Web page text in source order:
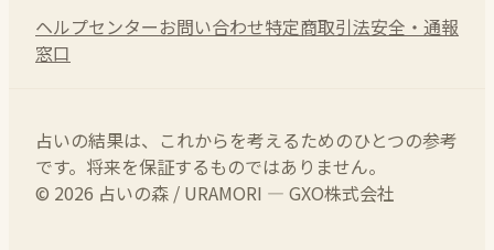
ヘルプセンターお問い合わせ特定商取引法安全・通報
窓口
占いの結果は、これからを考えるためのひとつの参考
です。将来を保証するものではありません。
© 2026 占いの森 / URAMORI — GXO株式会社